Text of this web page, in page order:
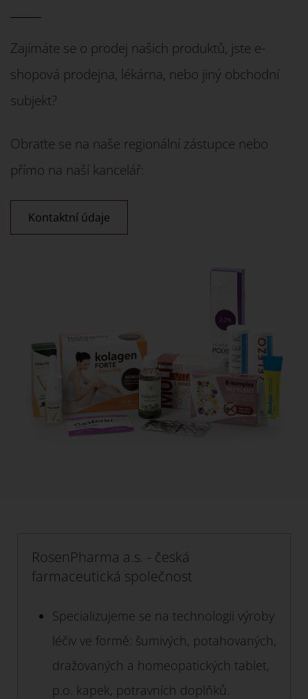
Zajímáte se o prodej našich produktů, jste e-
shopová prodejna, lékárna, nebo jiný obchodní
subjekt?
Obraťte se na naše regionální zástupce nebo
přímo na naší kancelář:
Kontaktní údaje
RosenPharma a.s. - česká
farmaceutická společnost
Specializujeme se na technologii výroby
léčiv ve formě: šumivých, potahovaných,
dražovaných a homeopatických tablet,
p.o. kapek, potravních doplňků.